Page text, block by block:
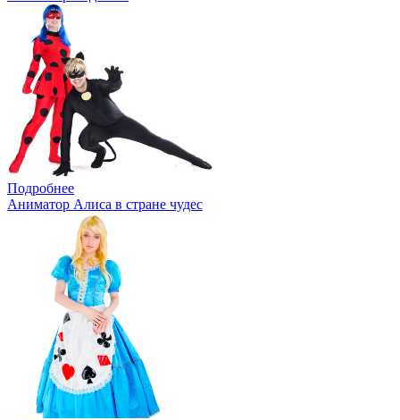
Подробнее
Аниматор Алиса в стране чудес